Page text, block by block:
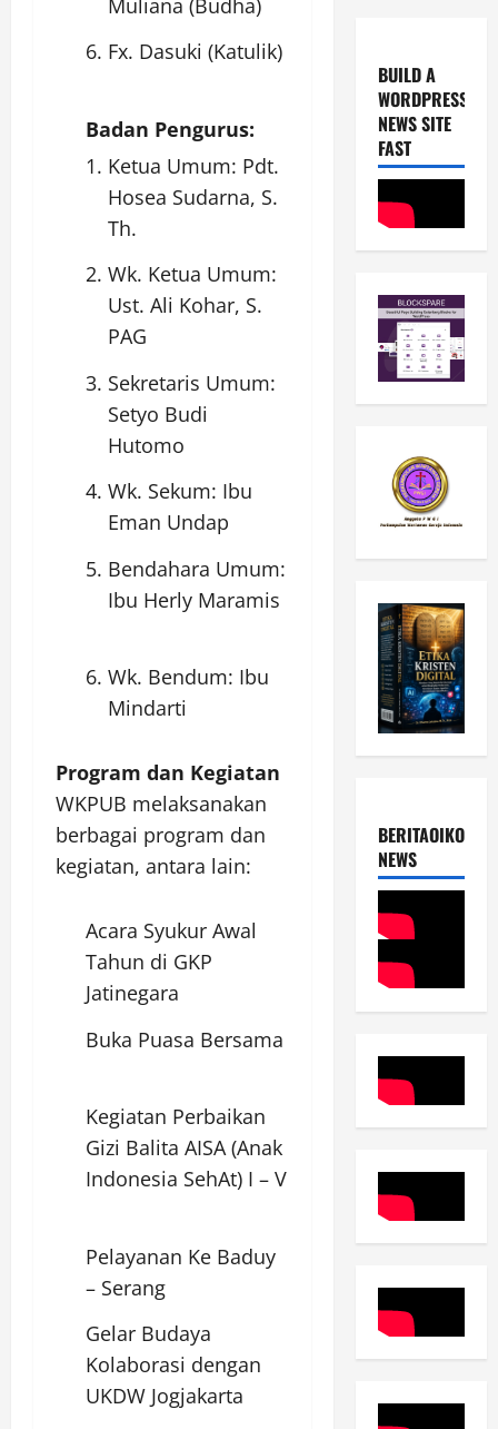
Fx. Dasuki (Katulik)
Badan Pengurus:
Ketua Umum: Pdt.
Hosea Sudarna, S.
Th.
Wk. Ketua Umum:
Ust. Ali Kohar, S.
PAG
Sekretaris Umum:
Setyo Budi
Hutomo
Wk. Sekum: Ibu
Eman Undap
Bendahara Umum:
Ibu Herly Maramis
Wk. Bendum: Ibu
Mindarti
Program dan Kegiatan
WKPUB melaksanakan
berbagai program dan
kegiatan, antara lain:
Acara Syukur Awal
Tahun di GKP
Jatinegara
Buka Puasa Bersama
Kegiatan Perbaikan
Gizi Balita AISA (Anak
Indonesia SehAt) I – V
Pelayanan Ke Baduy
– Serang
Gelar Budaya
Kolaborasi dengan
UKDW Jogjakarta
BUILD A
WORDPRESS
NEWS SITE
FAST
NEWS